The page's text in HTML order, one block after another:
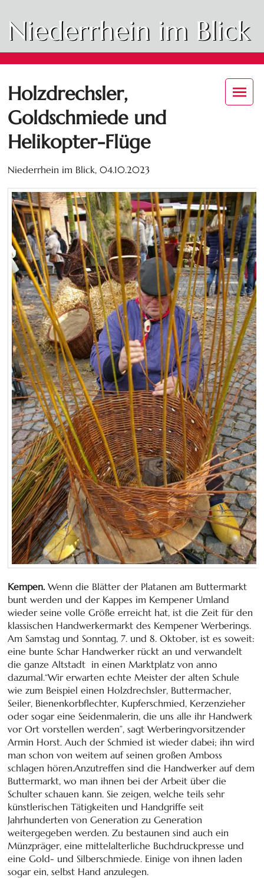
Niederrhein im Blick
Holzdrechsler,
Goldschmiede und
Helikopter-Flüge
Niederrhein im Blick,04.10.2023
Kempen.Wenn die Blätter der Platanen am Buttermarkt
bunt werden und der Kappes im Kempener Umland
wieder seine volle Größe erreicht hat, ist die Zeit für den
klassischen Handwerkermarkt des Kempener Werberings.
Am Samstag und Sonntag, 7. und 8. Oktober, ist es soweit:
eine bunte Schar Handwerker rückt an und verwandelt
die ganze Altstadt in einen Marktplatz von anno
dazumal.“Wir erwarten echte Meister der alten Schule
wie zum Beispiel einen Holzdrechsler, Buttermacher,
Seiler, Bienenkorbflechter, Kupferschmied, Kerzenzieher
oder sogar eine Seidenmalerin, die uns alle ihr Handwerk
vor Ort vorstellen werden”, sagt Werberingvorsitzender
Armin Horst. Auch der Schmied ist wieder dabei; ihn wird
man schon von weitem auf seinen großen Amboss
schlagen hören.Anzutreffen sind die Handwerker auf dem
Buttermarkt, wo man ihnen bei der Arbeit über die
Schulter schauen kann. Sie zeigen, welche teils sehr
künstlerischen Tätigkeiten und Handgriffe seit
Jahrhunderten von Generation zu Generation
weitergegeben werden. Zu bestaunen sind auch ein
Münzpräger, eine mittelalterliche Buchdruckpresse und
eine Gold- und Silberschmiede. Einige von ihnen laden
sogar ein, selbst Hand anzulegen.